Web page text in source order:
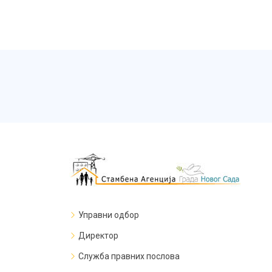
Управни одбор
Директор
Служба правних послова